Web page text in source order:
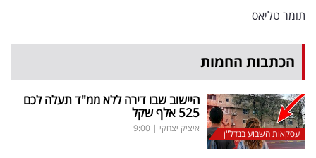
פרסמו
עקבו
תומר טליאס
הכתבות החמות
עסקאות השבוע בנדל"ן
היישוב שבו דירה ללא ממ"ד תעלה לכם
525 אלף שקל
איציק יצחקי |
9:00